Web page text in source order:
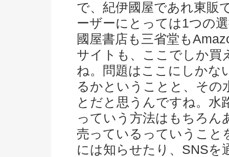
で、紀伊國屋であれ東販
ーザーにとっては1つの
國屋書店も三省堂も
サイトも、ここでしか買
ね。問題はここにしかな
るかということと、その
とだと思うんですね。水
っていう方法はもちろん
売っているっていうこと
には知らせたり、SNSを